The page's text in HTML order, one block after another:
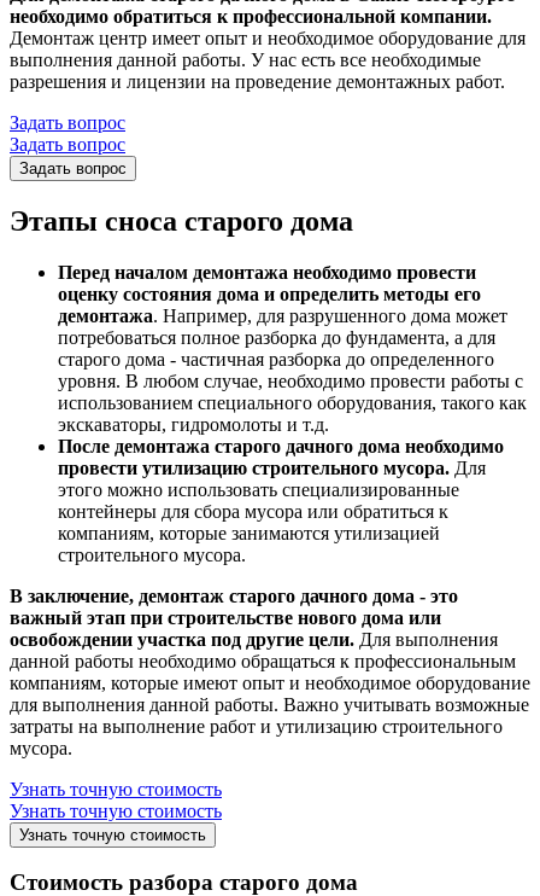
необходимо обратиться к профессиональной компании.
Демонтаж центр имеет опыт и необходимое оборудование для
выполнения данной работы. У нас есть все необходимые
разрешения и лицензии на проведение демонтажных работ.
Задать вопрос
Задать вопрос
Задать вопрос
Этапы сноса старого дома
Перед началом демонтажа необходимо провести
оценку состояния дома и определить методы его
демонтажа. Например, для разрушенного дома может
потребоваться полное разборка до фундамента, а для
старого дома - частичная разборка до определенного
уровня. В любом случае, необходимо провести работы с
использованием специального оборудования, такого как
экскаваторы, гидромолоты и т.д.
После демонтажа старого дачного дома необходимо
провести утилизацию строительного мусора. Для
этого можно использовать специализированные
контейнеры для сбора мусора или обратиться к
компаниям, которые занимаются утилизацией
строительного мусора.
В заключение, демонтаж старого дачного дома - это
важный этап при строительстве нового дома или
освобождении участка под другие цели. Для выполнения
данной работы необходимо обращаться к профессиональным
компаниям, которые имеют опыт и необходимое оборудование
для выполнения данной работы. Важно учитывать возможные
затраты на выполнение работ и утилизацию строительного
мусора.
Узнать точную стоимость
Узнать точную стоимость
Узнать точную стоимость
Стоимость разбора старого дома